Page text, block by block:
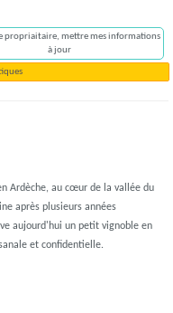
propriaitaire, mettre mes informations
à jour
Ardèche, au cœur de la vallée du
après plusieurs années
aujourd'hui un petit vignoble en
et confidentielle.